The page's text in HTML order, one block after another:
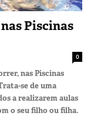
Piscinas
0
nas Piscinas
se de uma
a realizarem aulas
o seu filho ou filha.